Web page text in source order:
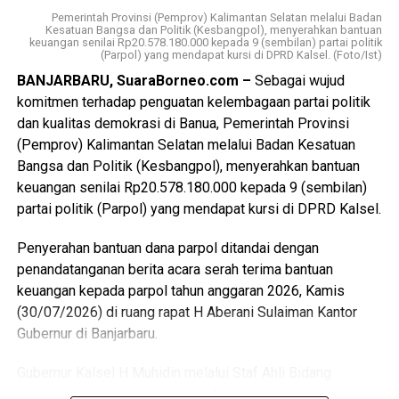
Messenger 0 Twitter/X 0
Ombudsman Republik Indonesia.
Hadi melanjutkan bahwa substansi laporan terkait
“intensitas pemadaman yang semakin sering sejak bulan
Juni 2026, hampir setiap hari, waktunya lama minimal
antara 4 hingga 5 jam, dan terjadi di wilayah tertentu saja,
sehingga masyarakat menyebutnya bukan pemadaman
bergilir tetapi menyala bergilir”. Sering pula pemadaman
tanpa pemberitahuan terlebih dahulu, kalaupun ada
informasinya tidak akurat atau berbeda dengan
Ditambahkan oleh Hadi, bahwa masyarakat juga sudah
berupaya menyampaikan keluhan atau pengaduan melalui
aplikasi PLN Mobile namun tidak mendapat tindak lanjut
yang patut dan secara substansi tidak selesai.
dilakukan PLN. Hal ini tentu berdampak besar, “warga
Pemerintah Provinsi (Pemprov) Kalimantan Selatan melalui Badan
Kesatuan Bangsa dan Politik (Kesbangpol), menyerahkan bantuan
keuangan senilai Rp20.578.180.000 kepada 9 (sembilan) partai politik
(Parpol) yang mendapat kursi di DPRD Kalsel. (Foto/Ist)
BANJARBARU, SuaraBorneo.com – Sebagai wujud
komitmen terhadap penguatan kelembagaan partai politik
dan kualitas demokrasi di Banua, Pemerintah Provinsi
(Pemprov) Kalimantan Selatan melalui Badan Kesatuan
Bangsa dan Politik (Kesbangpol), menyerahkan bantuan
keuangan senilai Rp20.578.180.000 kepada 9 (sembilan)
partai politik (Parpol) yang mendapat kursi di DPRD Kalsel.
Penyerahan bantuan dana parpol ditandai dengan
penandatanganan berita acara serah terima bantuan
keuangan kepada parpol tahun anggaran 2026, Kamis
(30/07/2026) di ruang rapat H Aberani Sulaiman Kantor
Gubernur di Banjarbaru.
Pemerintah Hukum dan Politik, Adi Santoso, diharapkan